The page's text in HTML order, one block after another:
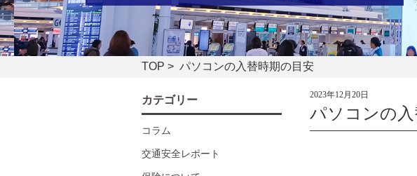
TOP > パソコンの入替時期の目安
2023年12月20日
パソコンの
カテゴリー
コラム
交通安全レポート